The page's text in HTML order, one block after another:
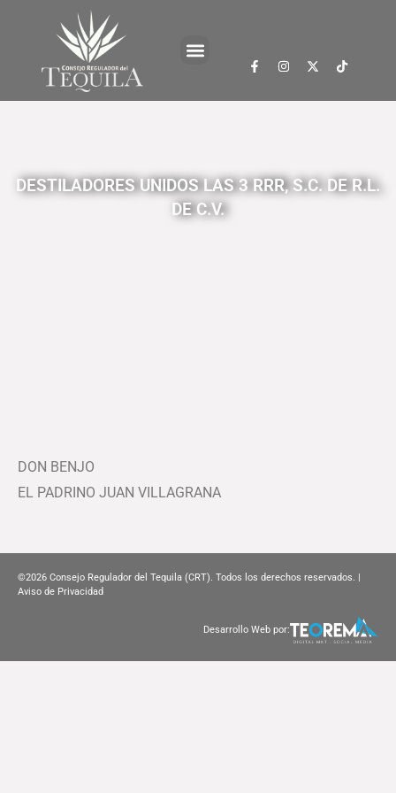
DESTILADORES UNIDOS LAS 3 RRR, S.C. DE R.L.
DE C.V.
DON BENJO
EL PADRINO JUAN VILLAGRANA
©2026 Consejo Regulador del Tequila (CRT). Todos los derechos reservados. |
Aviso de Privacidad
Desarrollo Web por: